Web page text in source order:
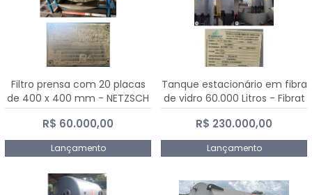
Filtro prensa com 20 placas
de 400 x 400 mm - NETZSCH
R$ 60.000,00
Lançamento
Tanque estacionário em fibra
de vidro 60.000 Litros - Fibrat
R$ 230.000,00
Lançamento